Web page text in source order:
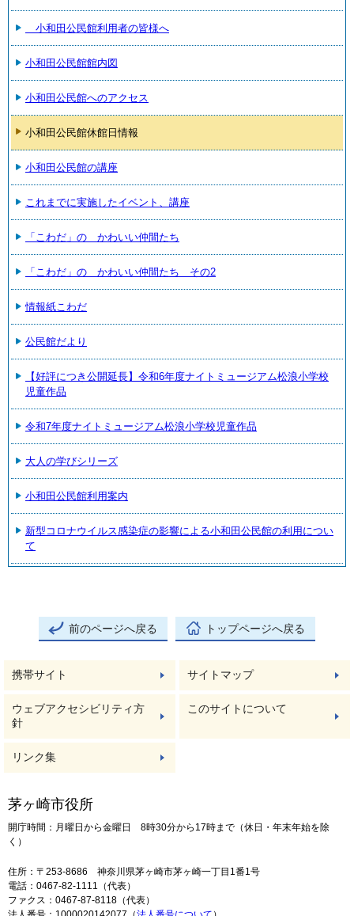
小和田公民館利用者の皆様へ
小和田公民館館内図
小和田公民館へのアクセス
小和田公民館休館日情報
小和田公民館の講座
これまでに実施したイベント、講座
「こわだ」の かわいい仲間たち
「こわだ」の かわいい仲間たち その2
情報紙こわだ
公民館だより
【好評につき公開延長】令和6年度ナイトミュージアム松浪小学校
児童作品
令和7年度ナイトミュージアム松浪小学校児童作品
大人の学びシリーズ
小和田公民館利用案内
新型コロナウイルス感染症の影響による小和田公民館の利用につい
て
前のページへ戻る トップページへ戻る
携帯サイト サイトマップ
ウェブアクセシビリティ方
針
このサイトについて
リンク集
茅ヶ崎市役所
開庁時間：月曜日から金曜日 8時30分から17時まで（休日・年末年始を除
く）
住所：〒253-8686 神奈川県茅ヶ崎市茅ヶ崎一丁目1番1号
電話：0467-82-1111（代表）
ファクス：0467-87-8118（代表）